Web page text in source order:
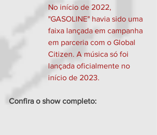
No início de 2022,
"GASOLINE" havia sido uma
faixa lançada em campanha
em parceria com o Global
Citizen. A música só foi
lançada oficialmente no
início de 2023.
Confira o show completo: